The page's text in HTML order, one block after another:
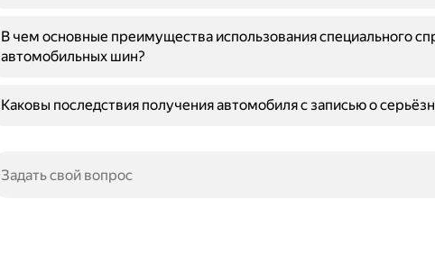
В чем основные преимущества использования специального
автомобильных шин?
Каковы последствия получения автомобиля с записью о